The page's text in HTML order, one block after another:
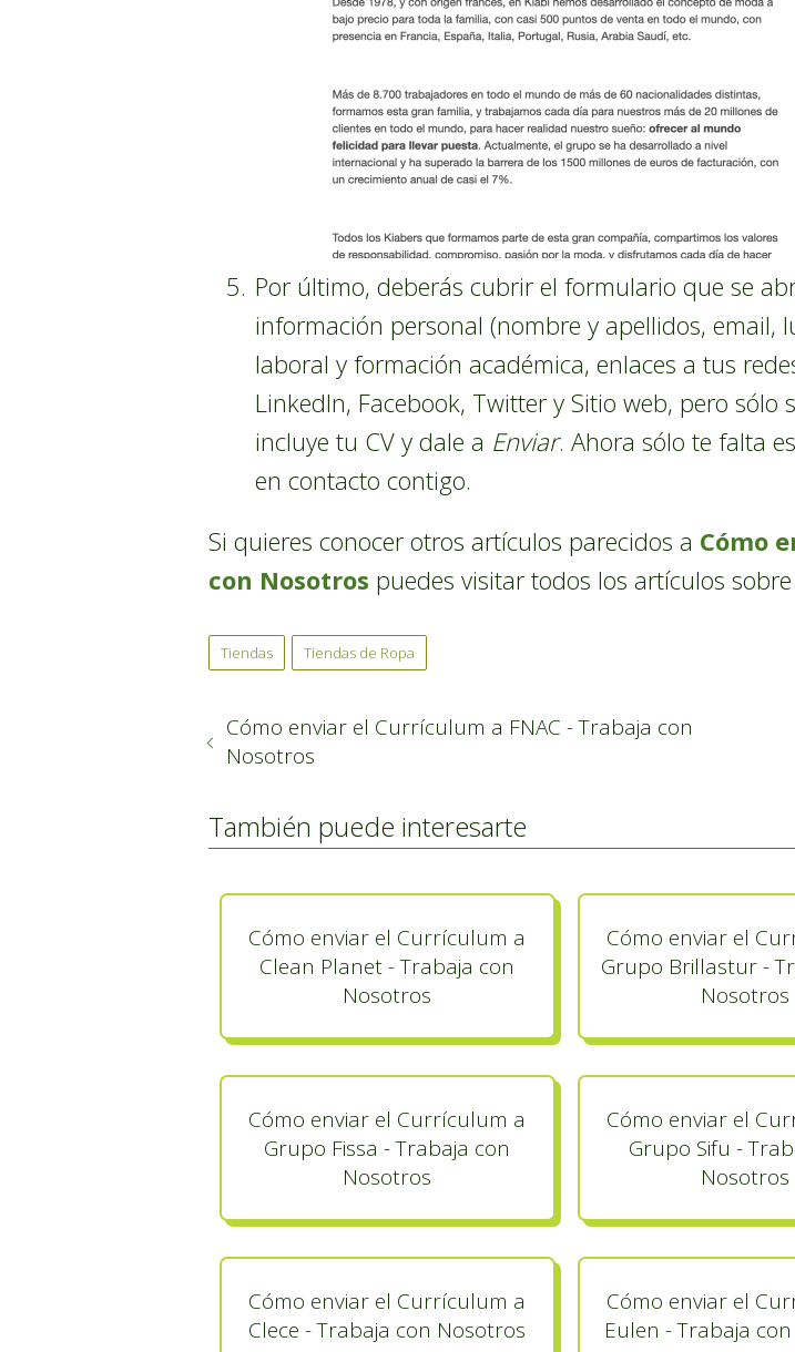
Por último, deberás cubrir el formulario que se
información personal (nombre y apellidos, email,
laboral y formación académica, enlaces a tus
LinkedIn, Facebook, Twitter y Sitio web, pero
incluye tu CV y dale a Enviar. Ahora sólo te falta
en contacto contigo.
Si quieres conocer otros artículos parecidos a Cómo
con Nosotros puedes visitar todos los artículos sobre
Tiendas Tiendas de Ropa
Cómo enviar el Currículum a FNAC - Trabaja con
Nosotros
También puede interesarte
Cómo enviar el Currículum a
Clean Planet - Trabaja con
Nosotros
Cómo enviar el
Grupo Brillastur -
Nosotros
Cómo enviar el Currículum a
Grupo Fissa - Trabaja con
Nosotros
Cómo enviar el
Grupo Sifu -
Nosotros
Cómo enviar el Currículum a
Clece - Trabaja con Nosotros
Cómo enviar el
Eulen - Trabaja